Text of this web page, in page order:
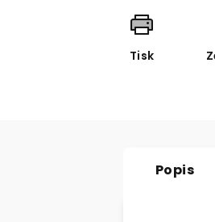
Tisk
Popis